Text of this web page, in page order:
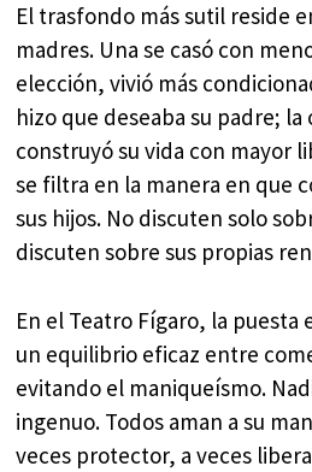
El trasfondo más sutil reside
madres. Una se casó con
elección, vivió más
hizo que deseaba su padre;
construyó su vida con mayor
se filtra en la manera en que
sus hijos. No discuten solo
discuten sobre sus propias
En el Teatro Fígaro, la puesta
un equilibrio eficaz entre
evitando el maniqueísmo.
ingenuo. Todos aman a su
veces protector, a veces